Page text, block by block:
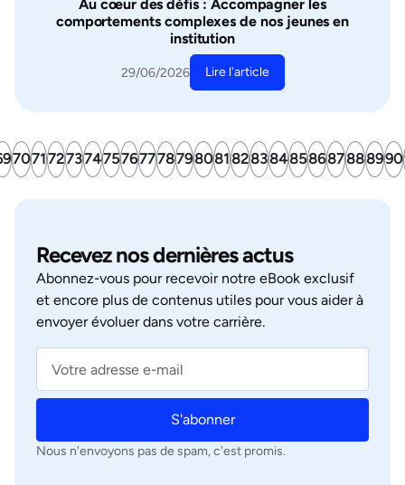
Au cœur des défis : Accompagner les
comportements complexes de nos jeunes en
institution
29/06/2026 Lire l'article
707172737475767778798081828384858687888990
Recevez nos dernières actus
Abonnez‑vous pour recevoir notre eBook exclusif
et encore plus de contenus utiles pour vous aider à
envoyer évoluer dans votre carrière.
S'abonner
Nous n'envoyons pas de spam, c'est promis.